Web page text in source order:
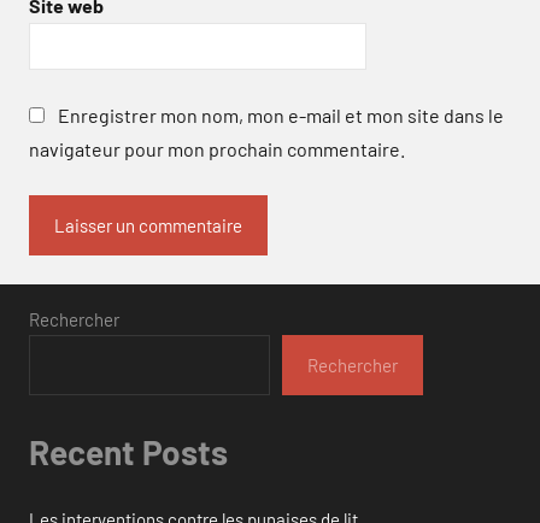
Site web
Enregistrer mon nom, mon e-mail et mon site dans le
navigateur pour mon prochain commentaire.
Rechercher
Rechercher
Recent Posts